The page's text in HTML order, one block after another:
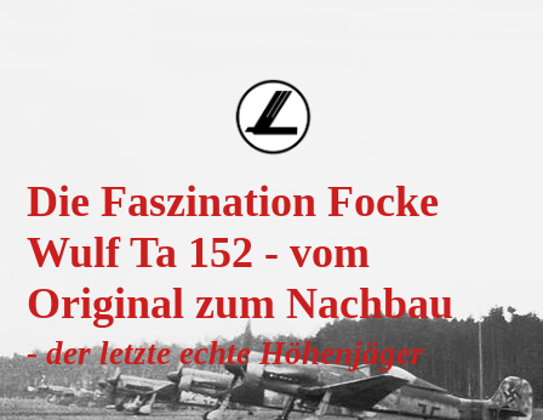
Die Faszination Focke
Wulf Ta 152 - vom
Original zum Nachbau
- der letzte echte Höhenjäger